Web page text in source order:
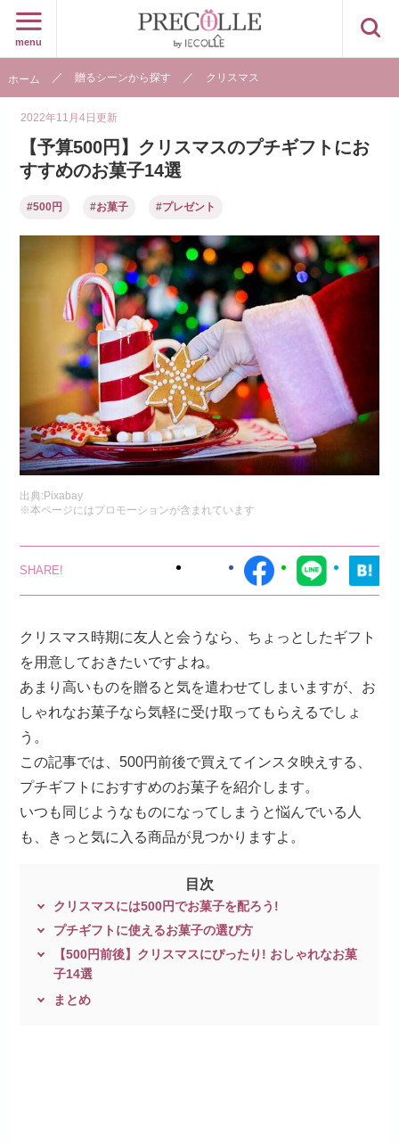
menu
ホーム 贈るシーンから探す クリスマス
2022年11月4日更新
【予算500円】クリスマスのプチギフトにお
すすめのお菓子14選
#500円 #お菓子 #プレゼント
出典: Pixabay
※本ページにはプロモーションが含まれています
クリスマス時期に友人と会うなら、ちょっとしたギフト
を用意しておきたいですよね。
あまり高いものを贈ると気を遣わせてしまいますが、お
しゃれなお菓子なら気軽に受け取ってもらえるでしょ
う。
この記事では、500円前後で買えてインスタ映えする、
プチギフトにおすすめのお菓子を紹介します。
いつも同じようなものになってしまうと悩んでいる人
も、きっと気に入る商品が見つかりますよ。
目次
クリスマスには500円でお菓子を配ろう!
プチギフトに使えるお菓子の選び方
【500円前後】クリスマスにぴったり! おしゃれなお菓
子14選
まとめ